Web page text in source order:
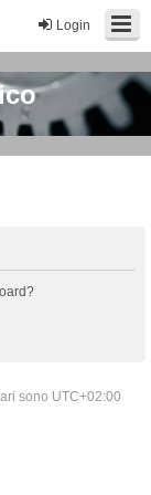
Login
sono UTC+02:00